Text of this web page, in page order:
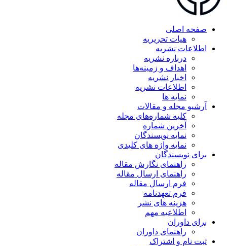
صفحه اصلی
هیات تحریریه
اطلاعات نشریه
درباره نشریه
اهداف و زمینه‌ها
اخبار نشریه
اطلاعات نشریه
نمایه ها
آرشیو مجله و مقالات
کلیه شماره‌های مجله
آخرین شماره
نمایه نویسندگان
نمایه واژه های کلیدی
برای نویسندگان
راهنمای نگارش مقاله
راهنمای ارسال مقاله
فرم ارسال مقاله
فرم تعهدنامه
هزینه های نشر
اطلاعیه مهم
برای داوران
راهنمای داوران
ثبت نام و اشتراک